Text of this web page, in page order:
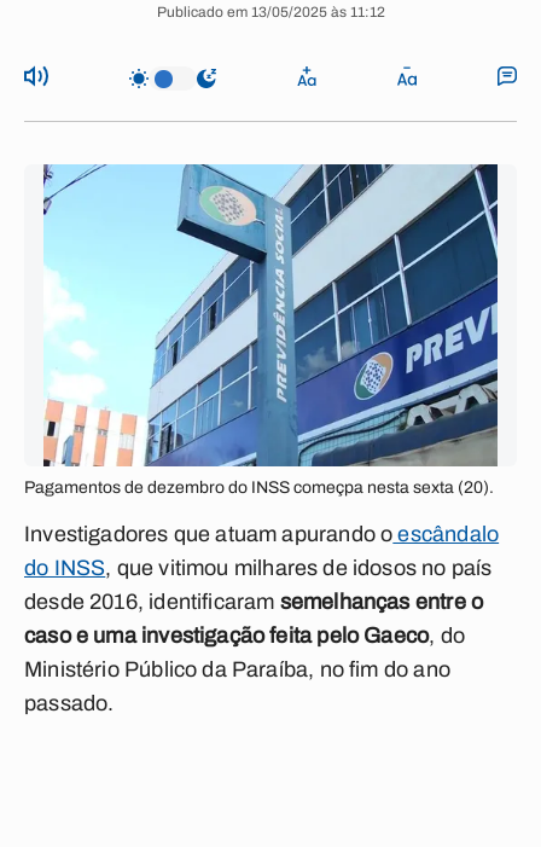
Publicado em 13/05/2025 às 11:12
Pagamentos de dezembro do INSS começpa nesta sexta (20).
Investigadores que atuam apurando o escândalo
do INSS, que vitimou milhares de idosos no país
desde 2016, identificaram semelhanças entre o
caso e uma investigação feita pelo Gaeco, do
Ministério Público da Paraíba, no fim do ano
passado.